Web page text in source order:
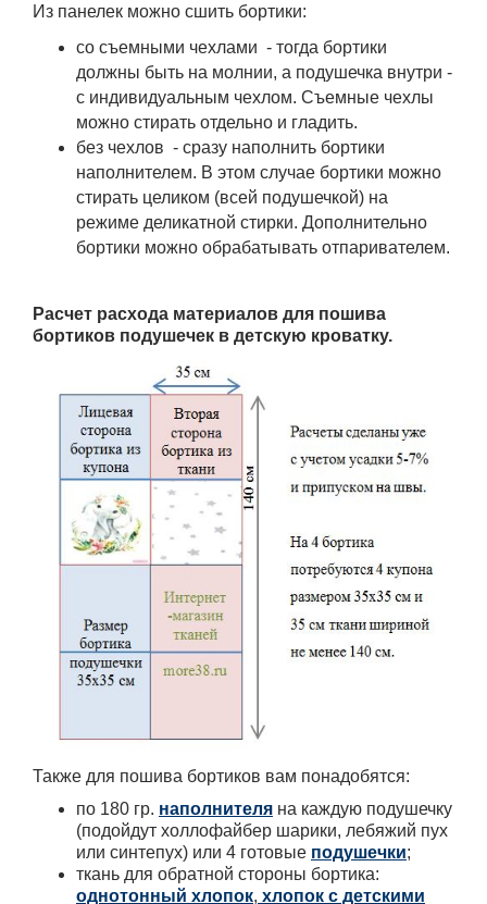
Из панелек можно сшить бортики:
со съемными чехлами - тогда бортики
должны быть на молнии, а подушечка внутри -
с индивидуальным чехлом. Съемные чехлы
можно стирать отдельно и гладить.
без чехлов - сразу наполнить бортики
наполнителем. В этом случае бортики можно
стирать целиком (всей подушечкой) на
режиме деликатной стирки. Дополнительно
бортики можно обрабатывать отпаривателем.
Расчет расхода материалов для пошива
бортиков подушечек в детскую кроватку.
Также для пошива бортиков вам понадобятся:
по 180 гр. наполнителя на каждую подушечку
(подойдут холлофайбер шарики, лебяжий пух
или синтепух) или 4 готовые подушечки;
ткань для обратной стороны бортика:
однотонный хлопок, хлопок с детскими